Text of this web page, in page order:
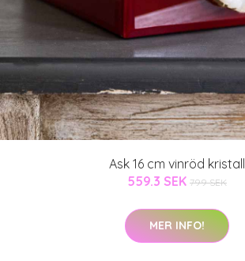
Ask 16 cm vinröd kristall
559.3 SEK 799 SEK
MER INFO!